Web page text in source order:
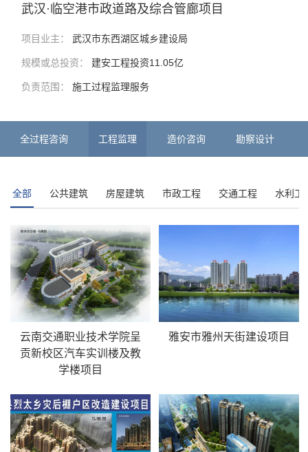
武汉·临空港市政道路及综合管廊项目
项目业主： 武汉市东西湖区城乡建设局
规模或总投资： 建安工程投资11.05亿
负责范围： 施工过程监理服务
全过程咨询 工程监理 造价咨询 勘察设计
全部 公共建筑 房屋建筑 市政工程 交通工程 水利工
云南交通职业技术学院呈
贡新校区汽车实训楼及教
学楼项目
雅安市雅州天街建设项目